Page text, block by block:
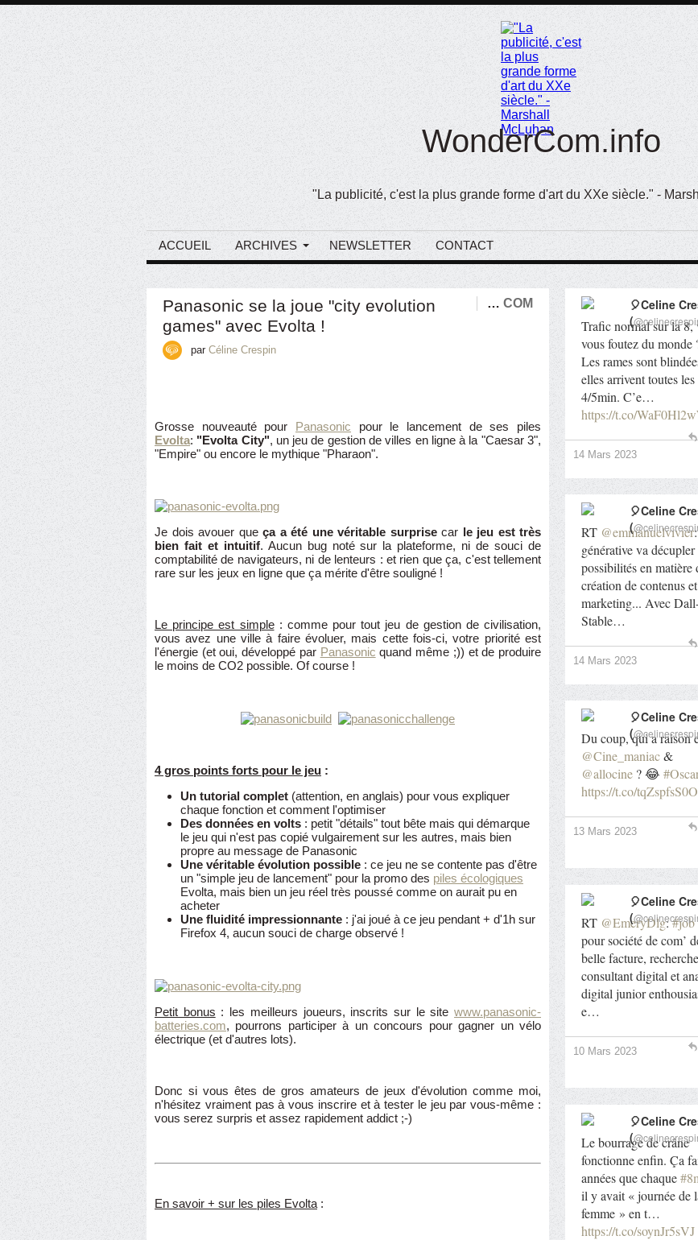
WonderCom.info
"La publicité, c'est la plus grande forme d'art du XXe siècle." -
ACCUEIL ARCHIVES NEWSLETTER CONTACT
Panasonic se la joue "city evolution
games" avec Evolta !
… COM
par Céline Crespin
Grosse nouveauté pour Panasonic pour le lancement de ses piles
Evolta: "Evolta City", un jeu de gestion de villes en ligne à la "Caesar 3",
"Empire" ou encore le mythique "Pharaon".
Je dois avouer que ça a été une véritable surprisecar le jeu est très
bien fait et intuitif. Aucun bug noté sur la plateforme, ni de souci de
comptabilité de navigateurs, ni de lenteurs : et rien que ça, c'est tellement
rare sur les jeux en ligne que ça mérite d'être souligné !
Le principe est simple: comme pour tout jeu de gestion de civilisation,
vous avez une ville à faire évoluer, mais cette fois-ci, votre priorité est
l'énergie (et oui, développé par Panasonic quand même ;)) et de produire
le moins de CO2 possible. Of course !
4 gros points forts pour le jeu :
Un tutorial complet (attention, en anglais) pour vous expliquer
chaque fonction et comment l'optimiser
Des données en volts : petit "détails" tout bête mais qui démarque
le jeu qui n'est pas copié vulgairement sur les autres, mais bien
propre au message de Panasonic
Une véritable évolution possible : ce jeu ne se contente pas d'être
un "simple jeu de lancement" pour la promo des piles écologiques
Evolta, mais bien un jeu réel très poussé comme on aurait pu en
acheter
Une fluidité impressionnante : j'ai joué à ce jeu pendant + d'1h sur
Firefox 4, aucun souci de charge observé !
Petit bonus : les meilleurs joueurs, inscrits sur le sitewww.panasonic-
batteries.com, pourrons participer à un concours pour gagner un vélo
électrique (et d'autres lots).
Donc si vous êtes de gros amateurs de jeux d'évolution comme moi,
n'hésitez vraiment pas à vous inscrire et à tester le jeu par vous-même :
vous serez surpris et assez rapidement addict ;-)
En savoir + sur les piles Evolta :
Trafic normal sur la 8,
vous foutez du monde
Les rames sont
elles arrivent toutes les
4/5min. C’e…
https://t.co/
🎈Celine
(
14 Mars 2023
RT @emmanuelvivier
générative va décupler
possibilités en matière
création de contenus
marketing... Avec
Stable…
🎈Celine
(
14 Mars 2023
Du coup, qui a raison
@Cine_maniac&
@allocine ? 😂
https://t.co/tqZspfsS0O
🎈Celine
(
13 Mars 2023
RT @EmeryDlg:#job
pour société de com’
belle facture, recherche
consultant digital et
digital junior
e…
🎈Celine
(
10 Mars 2023
Le bourrage de crâne
fonctionne enfin. Ça
années que chaque
il y avait « journée de
femme » en t…
https://t.co/soynJr5sVJ
🎈Celine
(